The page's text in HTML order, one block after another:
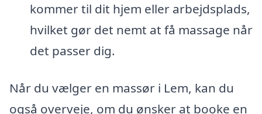
kommer til dit hjem eller arbejdsplads,
hvilket gør det nemt at få massage når
det passer dig.
Når du vælger en massør i Lem, kan du
også overveje, om du ønsker at booke en